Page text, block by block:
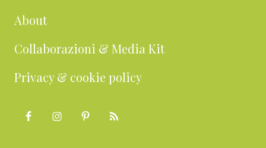
About
Collaborazioni & Media Kit
Privacy & cookie policy